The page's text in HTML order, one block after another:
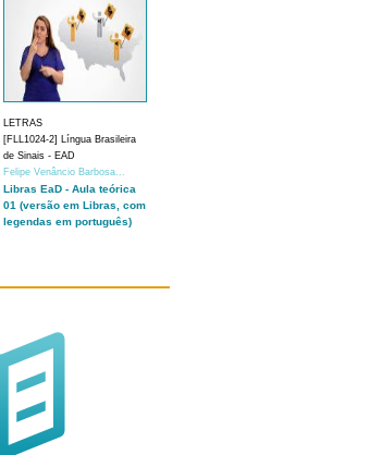
LETRAS
[FLL1024-2] Língua Brasileira
de Sinais - EAD
Felipe Venâncio Barbosa...
Libras EaD - Aula teórica
01 (versão em Libras, com
legendas em português)